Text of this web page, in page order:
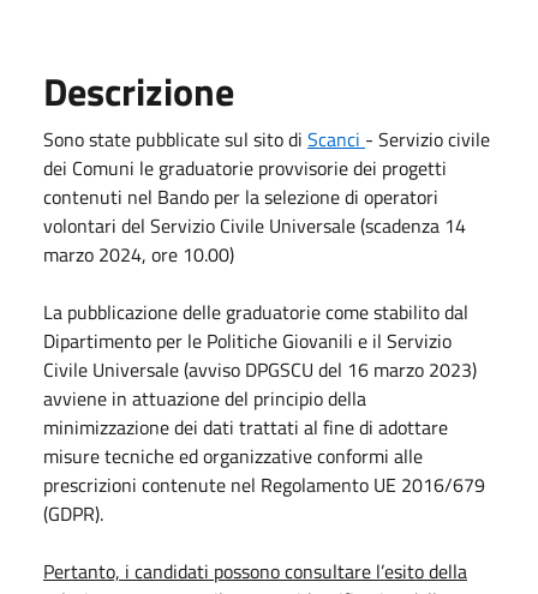
Descrizione
Sono state pubblicate sul sito di Scanci - Servizio civile
dei Comuni le graduatorie provvisorie dei progetti
contenuti nel Bando per la selezione di operatori
volontari del Servizio Civile Universale (scadenza 14
marzo 2024, ore 10.00)
La pubblicazione delle graduatorie come stabilito dal
Dipartimento per le Politiche Giovanili e il Servizio
Civile Universale (avviso DPGSCU del 16 marzo 2023)
avviene in attuazione del principio della
minimizzazione dei dati trattati al fine di adottare
misure tecniche ed organizzative conformi alle
prescrizioni contenute nel Regolamento UE 2016/679
(GDPR).
Pertanto, i candidati possono consultare l’esito della